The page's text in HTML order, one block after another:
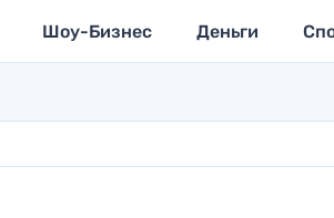
Шоу-Бизнес Деньги